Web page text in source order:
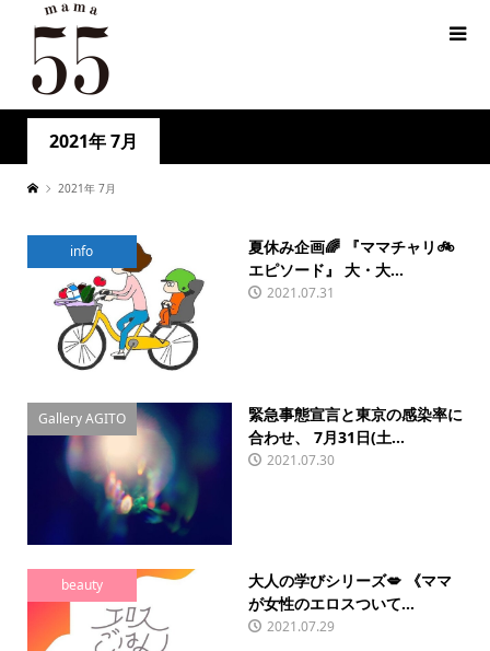
2021年 7月
2021年 7月
info
夏休み企画🌈 『ママチャリ🚲
エピソード』 大・大...
2021.07.31
Gallery AGITO
緊急事態宣言と東京の感染率に
合わせ、 7月31日(土...
2021.07.30
beauty
大人の学びシリーズ💋 《ママ
が女性のエロスついて...
2021.07.29